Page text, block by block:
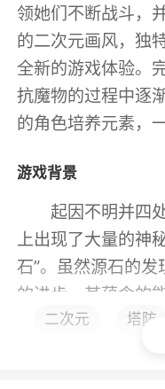
领她们不断战斗，
的二次元画风，独
全新的游戏体验。
抗魔物的过程中逐
的角色培养元素，
游戏背景
起因不明并四
上出现了大量的神
石”。虽然源石的
的进步，其蕴含的
但与此同时，源石
二次元 塔防